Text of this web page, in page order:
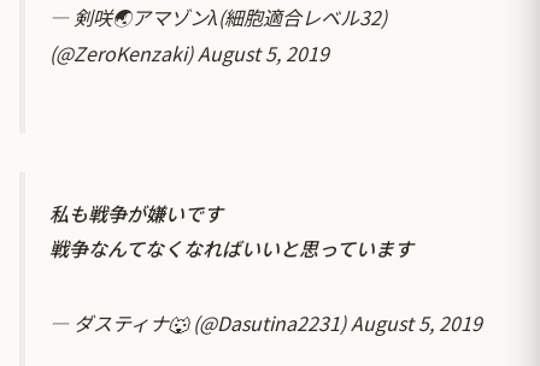
— 剣咲🌏アマゾンλ(細胞適合レベル32)
(@ZeroKenzaki)August 5, 2019
私も戦争が嫌いです
戦争なんてなくなればいいと思っています
— ダスティナ🐺 (@Dasutina2231)August 5, 2019